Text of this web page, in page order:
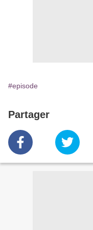
#episode
Partager